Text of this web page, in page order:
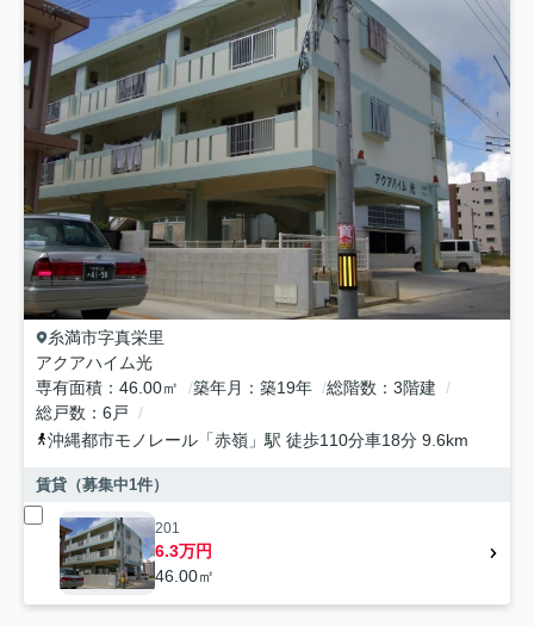
糸満市字真栄里
アクアハイム光
専有面積
46.00㎡ 築年月 築19年 総階数
3階建
総戸数
6戸
沖縄都市モノレール 「赤嶺 」駅 徒歩110分車18分 9.6km
賃貸（募集中1件）
201
6.3万円
46.00㎡